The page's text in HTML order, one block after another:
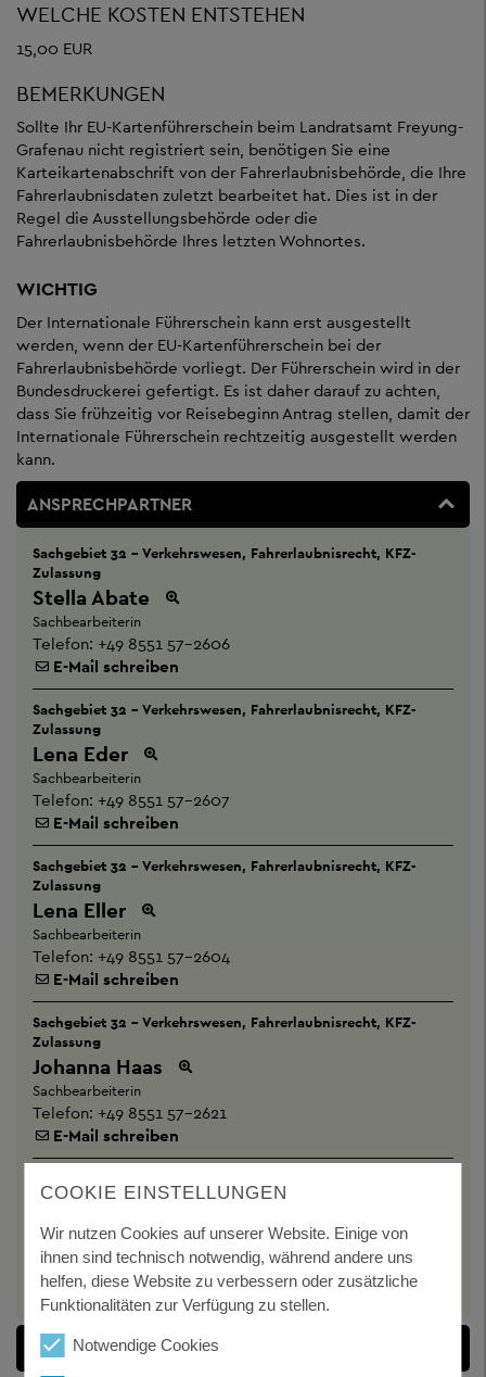
WELCHE KOSTEN ENTSTEHEN
15,00 EUR
BEMERKUNGEN
Sollte Ihr EU-Kartenführerschein beim Landratsamt Freyung-
Grafenau nicht registriert sein, benötigen Sie eine
Karteikartenabschrift von der Fahrerlaubnisbehörde, die Ihre
Fahrerlaubnisdaten zuletzt bearbeitet hat. Dies ist in der
Regel die Ausstellungsbehörde oder die
Fahrerlaubnisbehörde Ihres letzten Wohnortes.
WICHTIG
Der Internationale Führerschein kann erst ausgestellt
werden, wenn der EU-Kartenführerschein bei der
Fahrerlaubnisbehörde vorliegt. Der Führerschein wird in der
Bundesdruckerei gefertigt. Es ist daher darauf zu achten,
dass Sie frühzeitig vor Reisebeginn Antrag stellen, damit der
Internationale Führerschein rechtzeitig ausgestellt werden
kann.
ANSPRECHPARTNER
Sachgebiet 32 - Verkehrswesen, Fahrerlaubnisrecht, KFZ-
Zulassung
Stella Abate
Sachbearbeiterin
Telefon: +49 8551 57-2606
E-Mail schreiben
Sachgebiet 32 - Verkehrswesen, Fahrerlaubnisrecht, KFZ-
Zulassung
Lena Eder
Sachbearbeiterin
Telefon: +49 8551 57-2607
E-Mail schreiben
Sachgebiet 32 - Verkehrswesen, Fahrerlaubnisrecht, KFZ-
Zulassung
Lena Eller
Sachbearbeiterin
Telefon: +49 8551 57-2604
E-Mail schreiben
Sachgebiet 32 - Verkehrswesen, Fahrerlaubnisrecht, KFZ-
Zulassung
Johanna Haas
Sachbearbeiterin
Telefon: +49 8551 57-2621
E-Mail schreiben
Zulassung
Judith Lehner
Sachbearbeiterin
Telefon:+49 8551 57-2613
E-Mail schreiben
DOKUMENTE
COOKIE EINSTELLUNGEN
Wir nutzen Cookies auf unserer Website. Einige von
ihnen sind technisch notwendig, während andere uns
helfen, diese Website zu verbessern oder zusätzliche
Funktionalitäten zur Verfügung zu stellen.
Notwendige Cookies